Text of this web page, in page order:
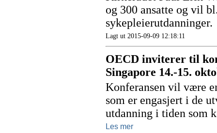
og 300 ansatte og vil
sykepleierutdanninger.
Lagt ut 2015-09-09 12:18:11
OECD inviterer til
Singapore 14.-15.
Konferansen vil være
som er engasjert i de
utdanning i tiden som
Les mer